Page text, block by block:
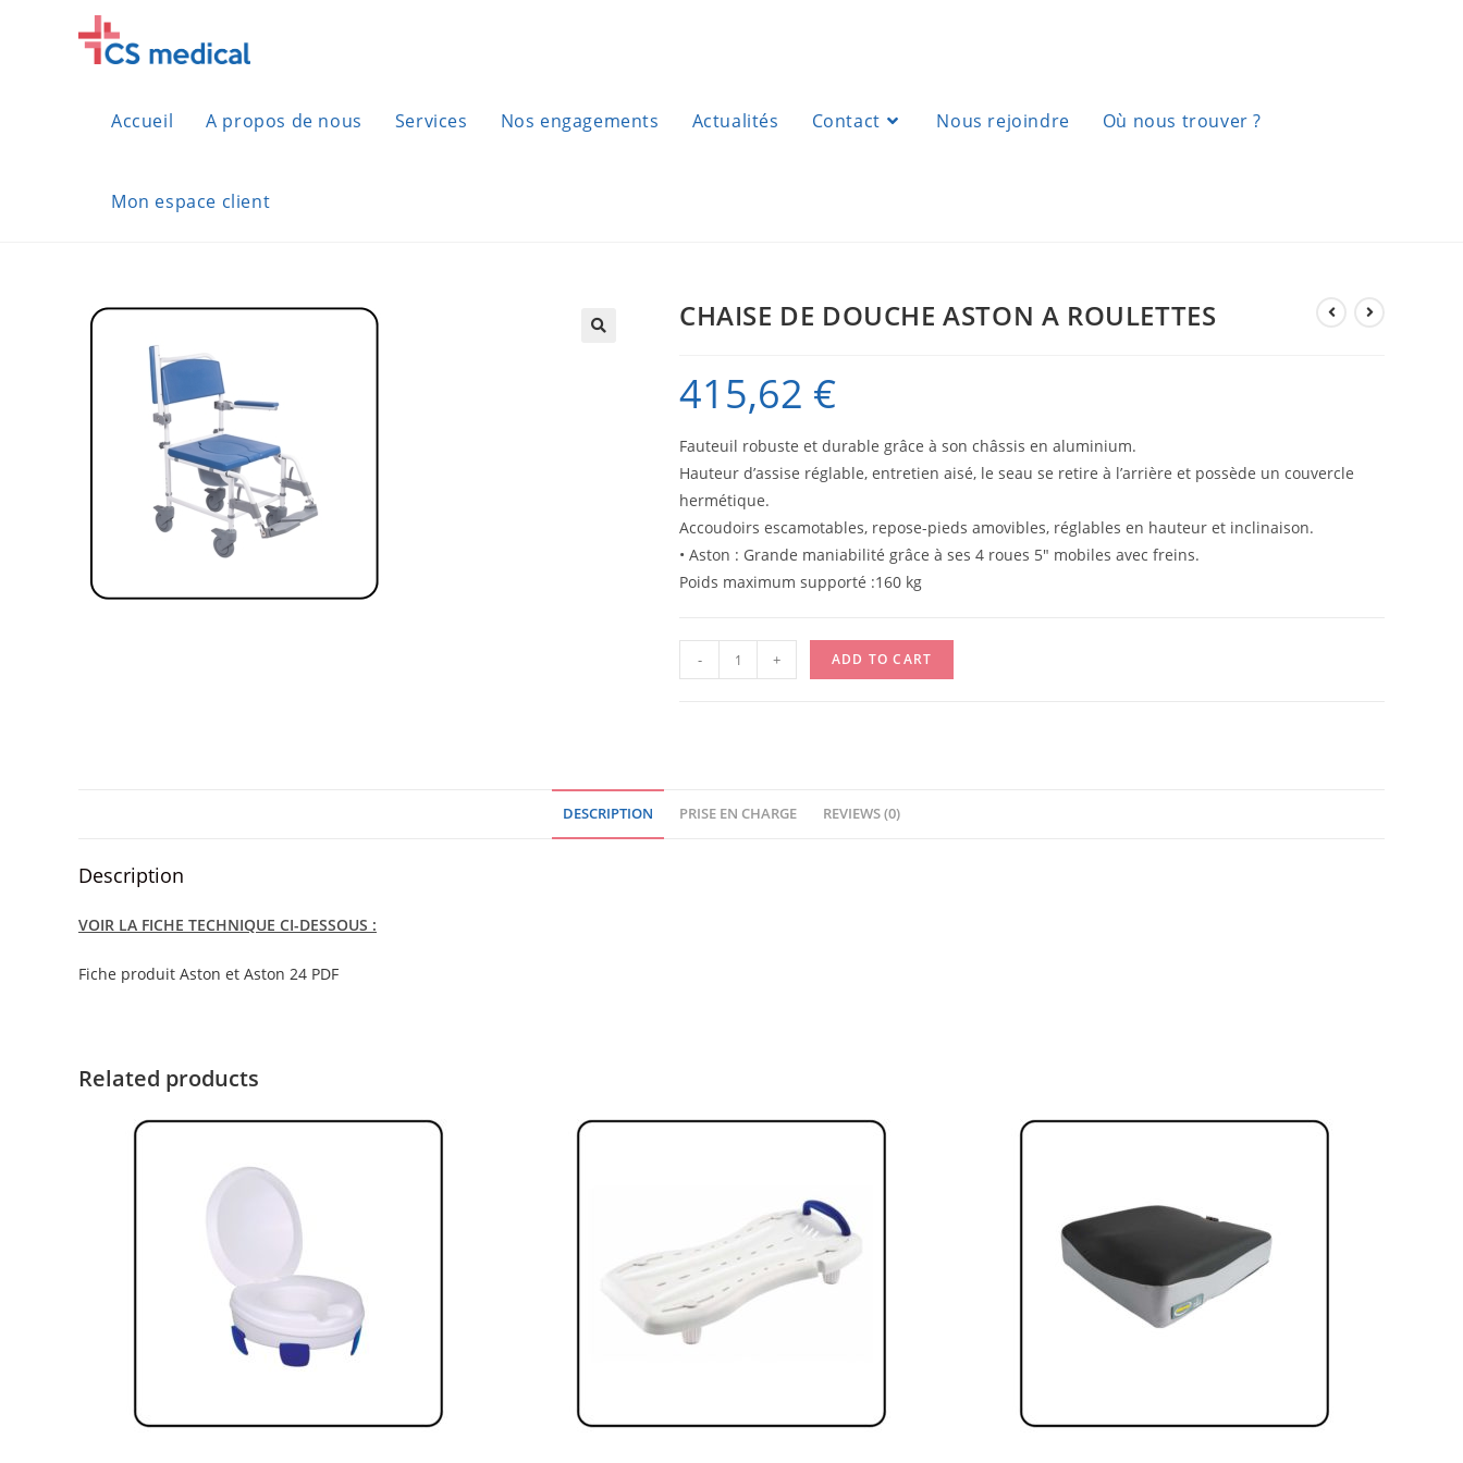
Accueil A propos de nous Services Nos engagements Actualités Contact Nous rejoindre Où nous trouver ?
Mon espace client
CHAISE DE DOUCHE ASTON A ROULETTES
415,62 €
Fauteuil robuste et durable grâce à son châssis en aluminium.
Hauteur d’assise réglable, entretien aisé, le seau se retire à l’arrière et possède un couvercle
hermétique.
Accoudoirs escamotables, repose-pieds amovibles, réglables en hauteur et inclinaison.
• Aston : Grande maniabilité grâce à ses 4 roues 5″ mobiles avec freins.
Poids maximum supporté :160 kg
DE
quantity
- + ADD TO CART
DESCRIPTION PRISE EN CHARGE REVIEWS (0)
Description
VOIR LA FICHE TECHNIQUE CI-DESSOUS :
Fiche produit Aston et Aston 24 PDF
Related products